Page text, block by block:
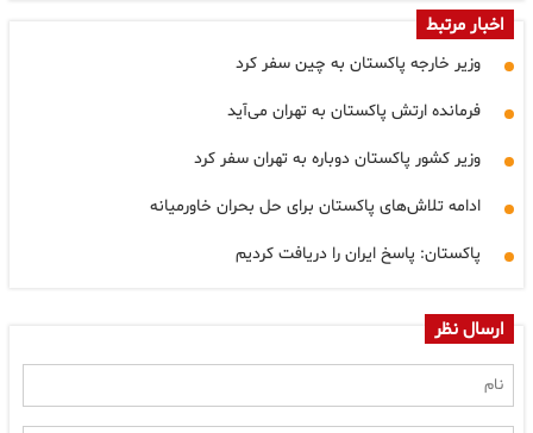
اخبار مرتبط
وزیر خارجه پاکستان به چین سفر کرد
فرمانده ارتش پاکستان به تهران می‌آید
وزیر کشور پاکستان دوباره به تهران سفر کرد
ادامه تلاش‌های پاکستان برای حل بحران خاورمیانه
پاکستان: پاسخ ایران را دریافت کردیم
ارسال نظر